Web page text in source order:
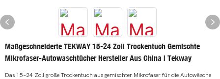
Maßgeschneiderte TEKWAY 15-24 Zoll Trockentuch Gemischte
Mikrofaser-Autowaschtücher Hersteller Aus China | Tekway
Das 15–24 Zoll große Trockentuch aus gemischter Mikrofaser für die Autowäsche